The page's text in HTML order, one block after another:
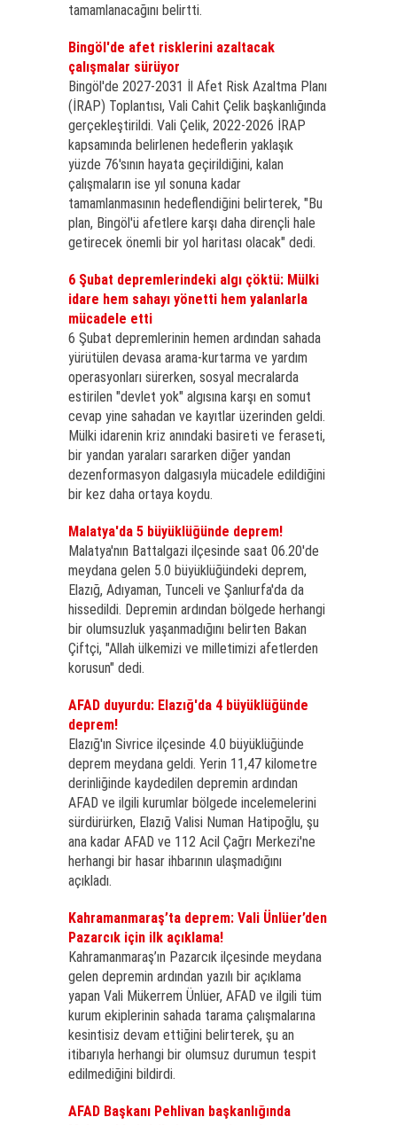
tamamlanacağını belirtti.
Bingöl'de afet risklerini azaltacak
çalışmalar sürüyor
Bingöl'de 2027-2031 İl Afet Risk Azaltma Planı
(İRAP) Toplantısı, Vali Cahit Çelik başkanlığında
gerçekleştirildi. Vali Çelik, 2022-2026 İRAP
kapsamında belirlenen hedeflerin yaklaşık
yüzde 76'sının hayata geçirildiğini, kalan
çalışmaların ise yıl sonuna kadar
tamamlanmasının hedeflendiğini belirterek, "Bu
plan, Bingöl'ü afetlere karşı daha dirençli hale
getirecek önemli bir yol haritası olacak" dedi.
6 Şubat depremlerindeki algı çöktü: Mülki
idare hem sahayı yönetti hem yalanlarla
mücadele etti
6 Şubat depremlerinin hemen ardından sahada
yürütülen devasa arama-kurtarma ve yardım
operasyonları sürerken, sosyal mecralarda
estirilen "devlet yok" algısına karşı en somut
cevap yine sahadan ve kayıtlar üzerinden geldi.
Mülki idarenin kriz anındaki basireti ve feraseti,
bir yandan yaraları sararken diğer yandan
dezenformasyon dalgasıyla mücadele edildiğini
bir kez daha ortaya koydu.
Malatya'da 5 büyüklüğünde deprem!
Malatya'nın Battalgazi ilçesinde saat 06.20'de
meydana gelen 5.0 büyüklüğündeki deprem,
Elazığ, Adıyaman, Tunceli ve Şanlıurfa'da da
hissedildi. Depremin ardından bölgede herhangi
bir olumsuzluk yaşanmadığını belirten Bakan
Çiftçi, "Allah ülkemizi ve milletimizi afetlerden
korusun" dedi.
AFAD duyurdu: Elazığ'da 4 büyüklüğünde
deprem!
Elazığ'ın Sivrice ilçesinde 4.0 büyüklüğünde
deprem meydana geldi. Yerin 11,47 kilometre
derinliğinde kaydedilen depremin ardından
AFAD ve ilgili kurumlar bölgede incelemelerini
sürdürürken, Elazığ Valisi Numan Hatipoğlu, şu
ana kadar AFAD ve 112 Acil Çağrı Merkezi'ne
herhangi bir hasar ihbarının ulaşmadığını
açıkladı.
Kahramanmaraş’ta deprem: Vali Ünlüer’den
Pazarcık için ilk açıklama!
Kahramanmaraş’ın Pazarcık ilçesinde meydana
gelen depremin ardından yazılı bir açıklama
yapan Vali Mükerrem Ünlüer, AFAD ve ilgili tüm
kurum ekiplerinin sahada tarama çalışmalarına
kesintisiz devam ettiğini belirterek, şu an
itibarıyla herhangi bir olumsuz durumun tespit
edilmediğini bildirdi.
AFAD Başkanı Pehlivan başkanlığında